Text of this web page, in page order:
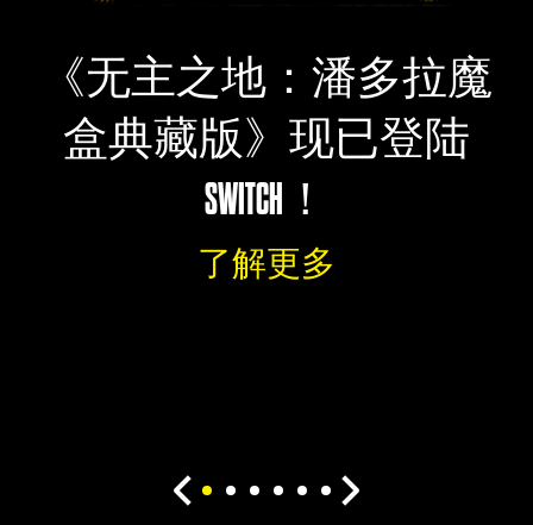
《无主之地：潘多拉魔
盒典藏版》现已登陆
SWITCH！
了解更多